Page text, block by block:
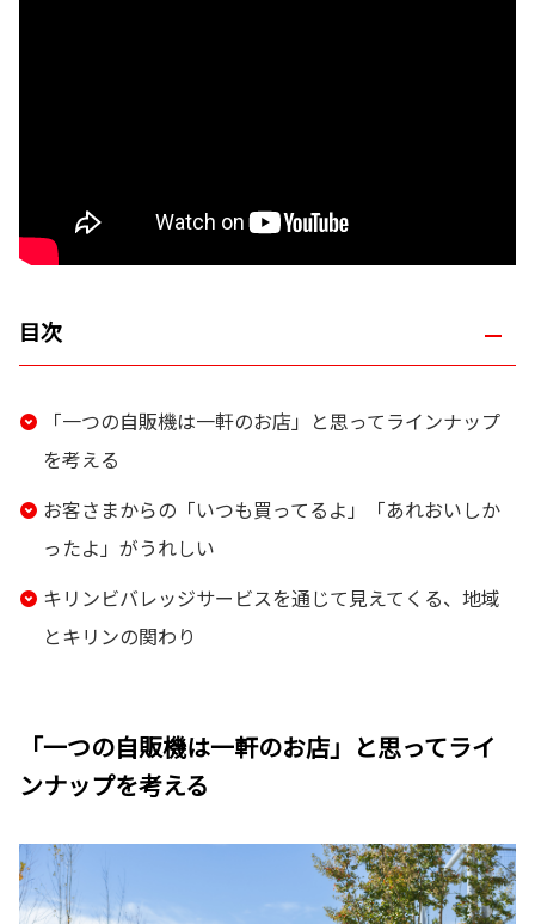
目次
「一つの自販機は一軒のお店」と思ってラインナップ
を考える
お客さまからの「いつも買ってるよ」「あれおいしか
ったよ」がうれしい
キリンビバレッジサービスを通じて見えてくる、地域
とキリンの関わり
「一つの自販機は一軒のお店」と思ってライ
ンナップを考える